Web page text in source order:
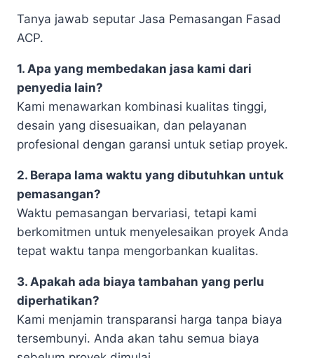
Tanya jawab seputar Jasa Pemasangan Fasad
ACP.
1. Apa yang membedakan jasa kami dari
penyedia lain?
Kami menawarkan kombinasi kualitas tinggi,
desain yang disesuaikan, dan pelayanan
profesional dengan garansi untuk setiap proyek.
2. Berapa lama waktu yang dibutuhkan untuk
pemasangan?
Waktu pemasangan bervariasi, tetapi kami
berkomitmen untuk menyelesaikan proyek Anda
tepat waktu tanpa mengorbankan kualitas.
3. Apakah ada biaya tambahan yang perlu
diperhatikan?
Kami menjamin transparansi harga tanpa biaya
tersembunyi. Anda akan tahu semua biaya